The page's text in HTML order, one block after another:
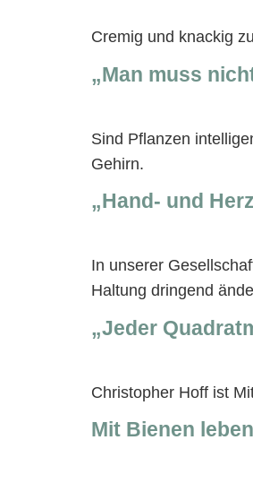
Cremig und knackig
„Man muss
Sind Pflanzen
Gehirn.
„Hand- und
In unserer
Haltung dringend
„Jeder
Christopher Hoff ist
Mit Bienen leben